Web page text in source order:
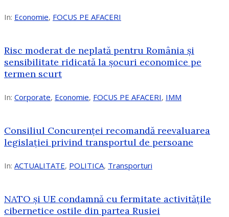
In: Economie, FOCUS PE AFACERI
Risc moderat de neplată pentru România și
sensibilitate ridicată la șocuri economice pe
termen scurt
In: Corporate, Economie, FOCUS PE AFACERI, IMM
Consiliul Concurenței recomandă reevaluarea
legislației privind transportul de persoane
In: ACTUALITATE, POLITICA, Transporturi
NATO și UE condamnă cu fermitate activitățile
cibernetice ostile din partea Rusiei